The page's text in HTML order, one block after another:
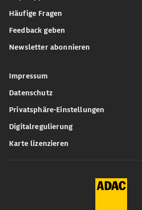
Häufige Fragen
Feedback geben
Newsletter abonnieren
Impressum
Datenschutz
Privatsphäre-Einstellungen
Digitalregulierung
Karte lizenzieren